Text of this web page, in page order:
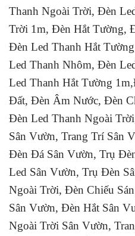
Thanh Ngoài Trời, Đèn
Trời 1m, Đèn Hắt Tường,
Đèn Led Thanh Hắt
Led Thanh Nhôm, Đèn
Led Thanh Hắt Tường
Đất, Đèn Âm Nước, Đèn
Đèn Led Thanh Ngoài
Sân Vườn, Trang Trí Sân
Đèn Đá Sân Vườn, Trụ
Led Sân Vườn, Trụ Đèn
Ngoài Trời, Đèn Chiếu
Sân Vườn, Đèn Hắt Sân
Ngoài Trời Sân Vườn,